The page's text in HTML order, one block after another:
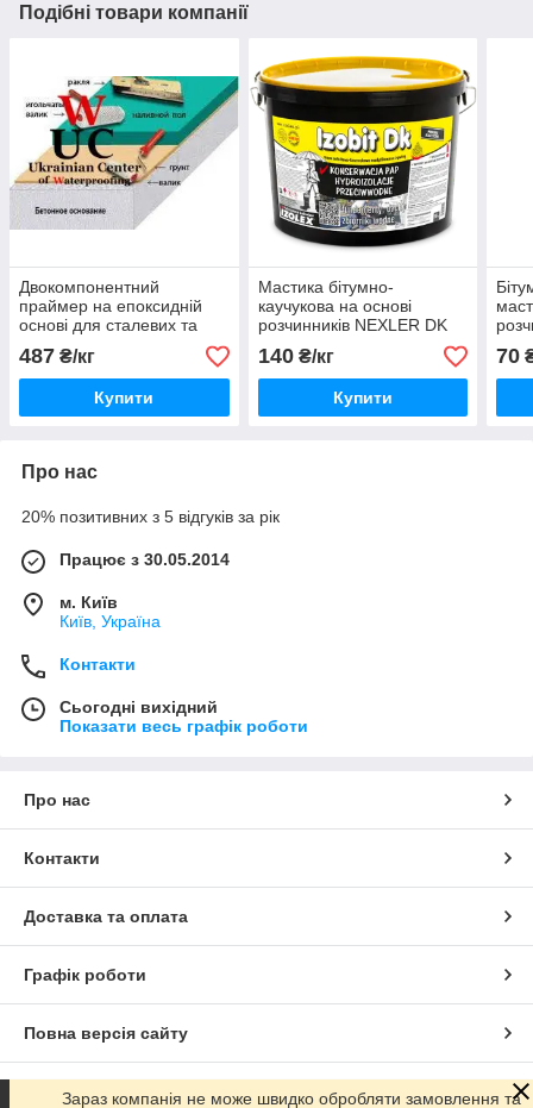
Подібні товари компанії
Двокомпонентний
праймер на епоксидній
основі для сталевих та
мінеральних поверхонь
без розчинників Еполан
010 БР
487 ₴/кг
Купити
Мастика бітумно-
каучукова на основі
розчинників NEXLER DK
(IZOBIT DK)
140₴/кг
Купити
70
Про нас
20% позитивних з 5 відгуків за рік
Працює з 30.05.2014
м. Київ
Київ, Україна
Контакти
Сьогодні вихідний
Показати весь графік роботи
Про нас
Контакти
Доставка та оплата
Графік роботи
Повна версія сайту
Сайт створено на маркетплейсіProm.ua
Зараз компанія не може швидко обробляти замовлення та